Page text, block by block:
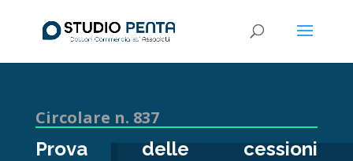
Circolare n. 837
Prova delle cessioni